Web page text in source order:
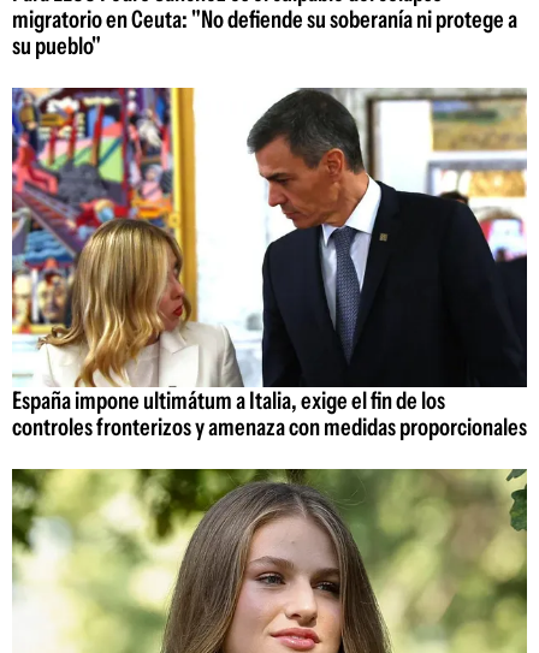
migratorio en Ceuta: "No defiende su soberanía ni protege a
su pueblo"
España impone ultimátum a Italia, exige el fin de los
controles fronterizos y amenaza con medidas proporcionales